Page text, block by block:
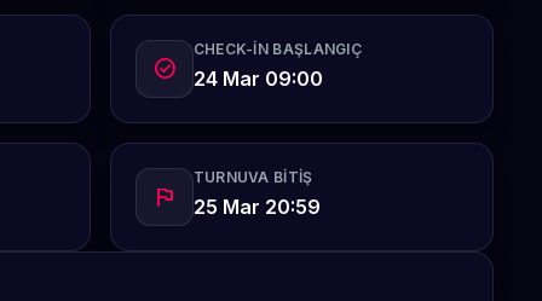
check_circle
CHECK-IN BAŞLANGIÇ
24 Mar 09:00
flag
TURNUVA BITIŞ
25 Mar 20:59